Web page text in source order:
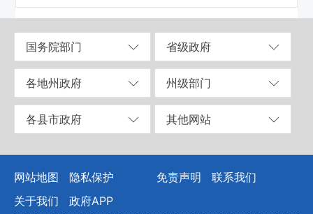
国务院部门 省级政府
各地州政府 州级部门
各县市政府 其他网站
网站地图 隐私保护 免责声明
联系我们
关于我们
政府APP